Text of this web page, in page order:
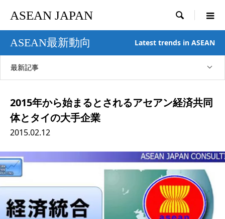
ASEAN JAPAN 
ASEAN最新動向 Latest trends in ASEAN
最新記事
2015年から始まるとされるアセアン経済共同
体とタイの大手企業
2015.02.12